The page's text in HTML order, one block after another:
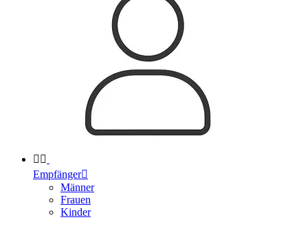
 
Empfänger
Männer
Frauen
Kinder